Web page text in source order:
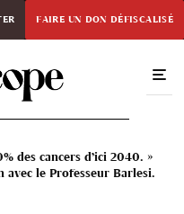
FAIRE UN DON DÉFISCALISÉ
des cancers d’ici 2040. »
avec le Professeur Barlesi.